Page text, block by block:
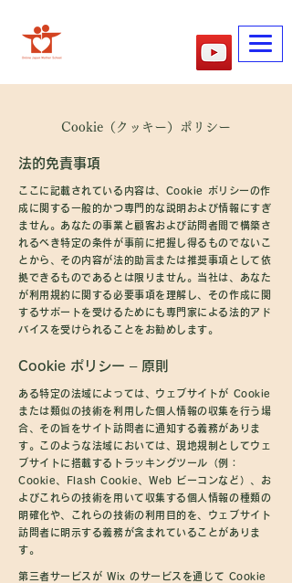
Cookie（クッキー）ポリシー
法的免責事項
ここに記載されている内容は、Cookie ポリシーの作
成に関する一般的かつ専門的な説明および情報にすぎ
ません。あなたの事業と顧客および訪問者間で構築さ
れるべき特定の条件が事前に把握し得るものでないこ
とから、その内容が法的助言または推奨事項として依
拠できるものであるとは限りません。当社は、あなた
が利用規約に関する必要事項を理解し、その作成に関
するサポートを受けるためにも専門家による法的アド
バイスを受けられることをお勧めします。
Cookie ポリシー – 原則
ある特定の法域によっては、ウェブサイトが Cookie
または類似の技術を利用した個人情報の収集を行う場
合、その旨をサイト訪問者に通知する義務がありま
す。このような法域においては、現地規制としてウェ
ブサイトに搭載するトラッキングツール（例：
Cookie、Flash Cookie、Web ビーコンなど）、お
よびこれらの技術を用いて収集する個人情報の種類の
明確化や、これらの技術の利用目的を、ウェブサイト
訪問者に明示する義務が含まれていることがありま
す。
第三者サービスが Wix のサービスを通じて Cookie